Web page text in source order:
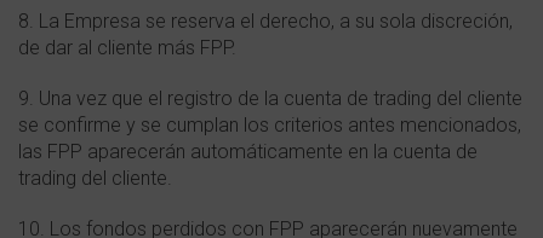
8. La Empresa se reserva el derecho, a su sola discreción,
de dar al cliente más FPP.
9. Una vez que el registro de la cuenta de trading del cliente
se confirme y se cumplan los criterios antes mencionados,
las FPP aparecerán automáticamente en la cuenta de
trading del cliente.
10. Los fondos perdidos con FPP aparecerán nuevamente